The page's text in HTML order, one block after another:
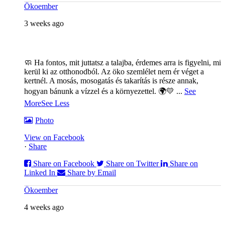
Ökoember
3 weeks ago
🧼 Ha fontos, mit juttatsz a talajba, érdemes arra is figyelni, mi
kerül ki az otthonodból. Az öko szemlélet nem ér véget a
kertnél. A mosás, mosogatás és takarítás is része annak,
hogyan bánunk a vízzel és a környezettel. 🌍💛 ... See
MoreSee Less
Photo
View on Facebook
· Share
Share on Facebook
Share on Twitter
Share on
Linked In
Share by Email
Ökoember
4 weeks ago